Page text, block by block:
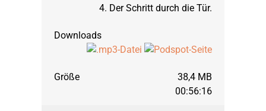
4. Der Schritt durch die Tür.
38,4 MB
00:56:16